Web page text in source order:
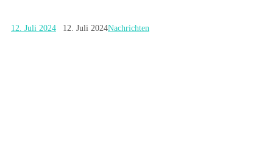
12. Juli 2024 12. Juli 2024Nachrichten